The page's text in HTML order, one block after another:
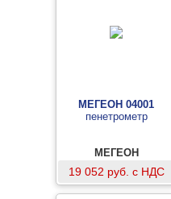
МЕГЕОН 04001
пенетрометр
МЕГЕОН
19 052 руб. с НДС